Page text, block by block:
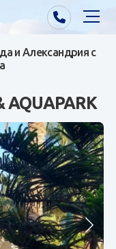
и Александрия с
AQUAPARK